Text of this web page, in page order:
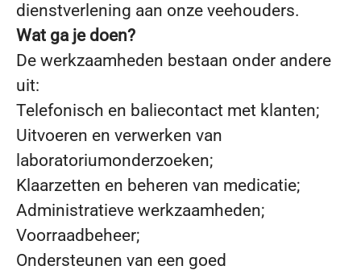
dienstverlening aan onze veehouders.
Wat ga je doen?
De werkzaamheden bestaan onder andere
uit:
Telefonisch en baliecontact met klanten;
Uitvoeren en verwerken van
laboratoriumonderzoeken;
Klaarzetten en beheren van medicatie;
Administratieve werkzaamheden;
Voorraadbeheer;
Ondersteunen van een goed